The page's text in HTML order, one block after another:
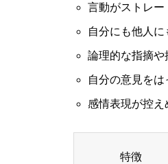
言動がストレー
自分にも他人
論理的な指摘や
自分の意見をは
感情表現が控え
特徴